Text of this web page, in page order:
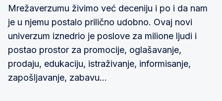
Mrežaverzumu živimo već deceniju i po i da nam
je u njemu postalo prilično udobno. Ovaj novi
univerzum iznedrio je poslove za milione ljudi i
postao prostor za promocije, oglašavanje,
prodaju, edukaciju, istraživanje, informisanje,
zapošljavanje, zabavu...